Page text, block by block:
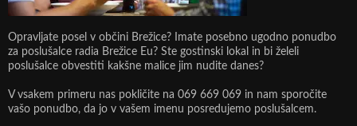
Opravljate posel v občini Brežice? Imate posebno ugodno ponudbo
za poslušalce radia Brežice Eu? Ste gostinski lokal in bi želeli
poslušalce obvestiti kakšne malice jim nudite danes?
V vsakem primeru nas pokličite na 069 669 069 in nam sporočite
vašo ponudbo, da jo v vašem imenu posredujemo poslušalcem.